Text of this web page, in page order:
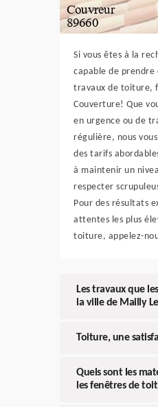
Si vous êtes à la
capable de prendre
travaux de toiture,
Couverture! Que
en urgence ou de
régulière, nous
des tarifs
à maintenir un
respecter
Pour des résultats
attentes les plus
toiture, appelez-
Les travaux que
la ville de Mailly
Toiture, une
Quels sont les
les fenêtres de